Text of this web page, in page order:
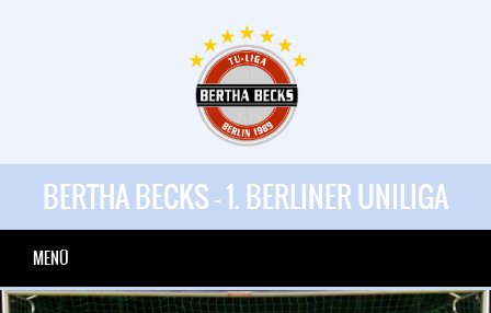
BERTHA BECKS - 1. BERLINER UNILIGA
MENÜ